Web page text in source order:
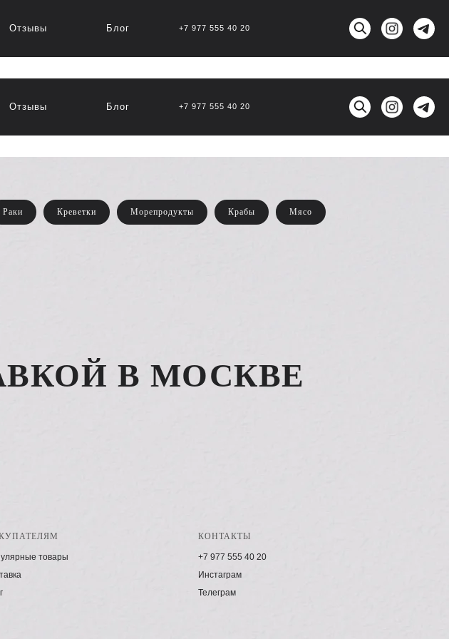
+7 977 555 40 20
Отзывы Блог
+7 977 555 40 20
Отзывы Блог
Раки Креветки Морепродукты Крабы Мясо
В МОСКВЕ
товары
КОНТАКТЫ
+7 977 555 40 20
Инстаграм
Телеграм